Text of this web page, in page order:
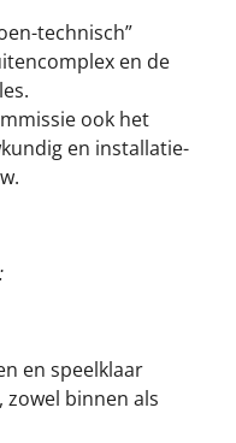
technisch”
en de
ook het
en installatie-
en speelklaar
zowel binnen als